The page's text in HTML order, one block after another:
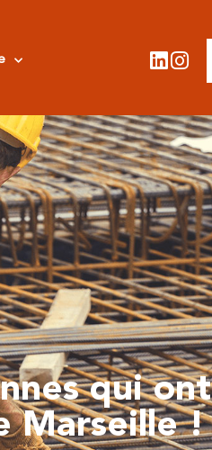
qui ont
Marseille !